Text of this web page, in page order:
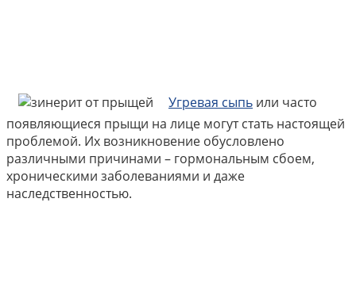
Угревая сыпь или часто
появляющиеся прыщи на лице могут стать настоящей
проблемой. Их возникновение обусловлено
различными причинами – гормональным сбоем,
хроническими заболеваниями и даже
наследственностью.